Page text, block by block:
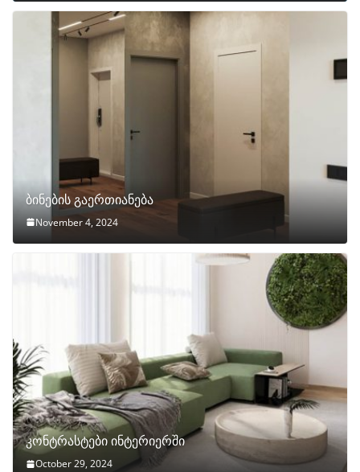
ბინების გაერთიანება
November 4, 2024
კონტრასტები ინტერიერში
October 29, 2024